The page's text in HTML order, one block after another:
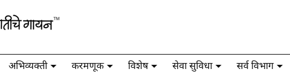
अभिव्यक्ती करमणूक विशेष सेवा सुविधा सर्व विभाग